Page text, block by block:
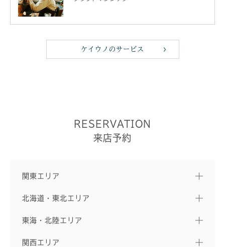
ケイウノのサービス
RESERVATION
来店予約
関東エリア
北海道・東北エリア
東海・北陸エリア
関西エリア